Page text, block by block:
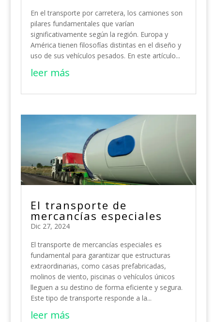
En el transporte por carretera, los camiones son
pilares fundamentales que varían
significativamente según la región. Europa y
América tienen filosofías distintas en el diseño y
uso de sus vehículos pesados. En este artículo...
leer más
El transporte de
mercancías especiales
Dic 27, 2024
El transporte de mercancías especiales es
fundamental para garantizar que estructuras
extraordinarias, como casas prefabricadas,
molinos de viento, piscinas o vehículos únicos
lleguen a su destino de forma eficiente y segura.
Este tipo de transporte responde a la...
leer más